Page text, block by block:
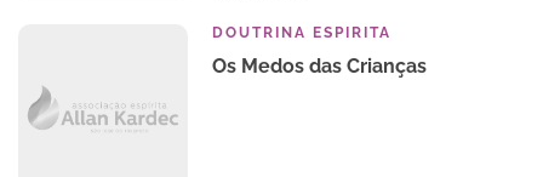
DOUTRINA ESPIRITA
Os Medos das Crianças